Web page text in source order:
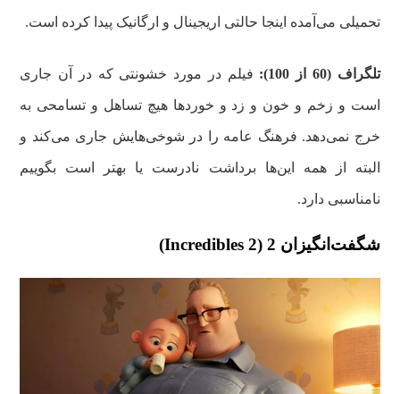
تحمیلی می‌آمده اینجا حالتی اریجینال و ارگانیک پیدا کرده است.
تلگراف (60 از 100): فیلم در مورد خشونتی که در آن جاری
است و زخم و خون و زد و خوردها هیچ تساهل و تسامحی به
خرج نمی‌دهد. فرهنگ عامه را در شوخی‌هایش جاری می‌کند و
البته از همه این‌ها برداشت نادرست یا بهتر است بگوییم
نامناسبی دارد.
شگفت‌انگیزان 2 (Incredibles 2)